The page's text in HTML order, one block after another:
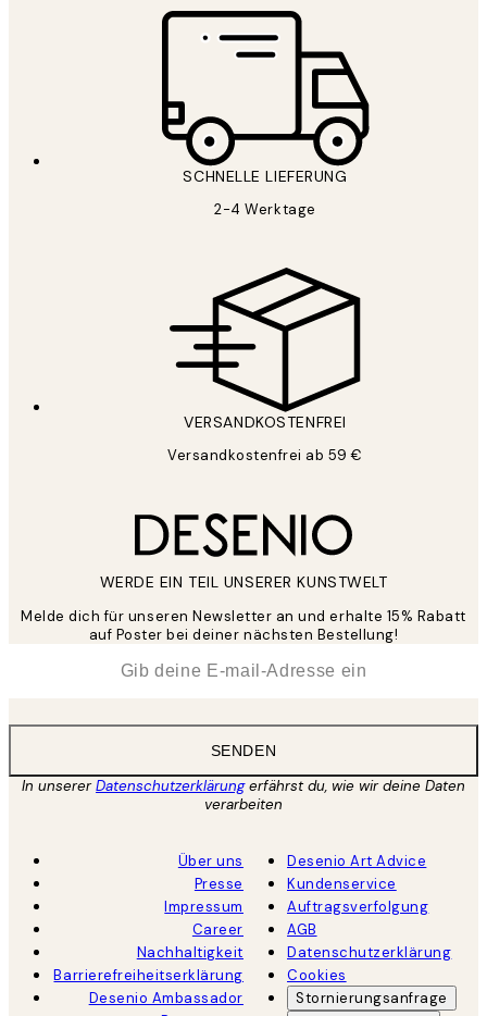
SCHNELLE LIEFERUNG
2-4 Werktage
VERSANDKOSTENFREI
Versandkostenfrei ab 59 €
WERDE EIN TEIL UNSERER KUNSTWELT
Melde dich für unseren Newsletter an und erhalte 15% Rabatt
auf Poster bei deiner nächsten Bestellung!
SENDEN
In unsererDatenschutzerklärungerfährst du, wie wir deine Daten
verarbeiten
Über uns
Presse
Impressum
Career
Nachhaltigkeit
Barrierefreiheitserklärung
Desenio Ambassador
Desenio Art Advice
Kundenservice
Auftragsverfolgung
AGB
Datenschutzerklärung
Cookies
Stornierungsanfrage